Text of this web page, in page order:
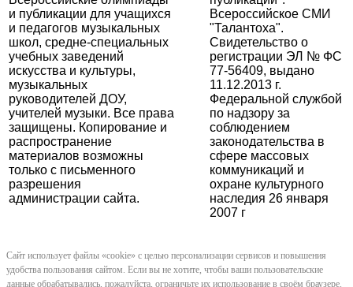
и публикации для учащихся
и педагогов музыкальных
школ, средне-специальных
учебных заведений
искусства и культуры,
музыкальных
руководителей ДОУ,
учителей музыки. Все права
защищены. Копирование и
распространение
материалов возможны
только с письменного
разрешения
администрации сайта.
Всероссийское СМИ
"Талантоха".
Свидетельство о
регистрации ЭЛ № ФС
77-56409, выдано
11.12.2013 г.
Федеральной службой
по надзору за
соблюдением
законодательства в
сфере массовых
коммуникаций и
охране культурного
наследия 26 января
2007 г
Сайт использует файлы «cookie» с целью персонализации сервисов и повышения
удобства пользования сайтом. Если вы не хотите, чтобы ваши пользовательские
данные обрабатывались, пожалуйста, ограничьте их использование в своём браузере.